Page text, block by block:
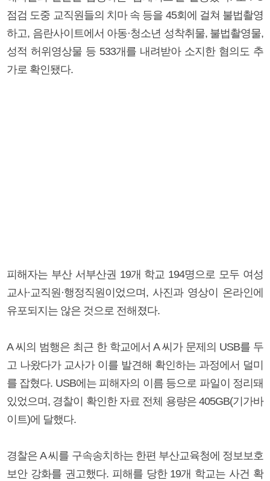
점검 도중 교직원들의 치마 속 등을 45회에 걸쳐 불법촬영
하고, 음란사이트에서 아동·청소년 성착취물, 불법촬영물,
성적 허위영상물 등 533개를 내려받아 소지한 혐의도 추
가로 확인됐다.
피해자는 부산 서부산권 19개 학교 194명으로 모두 여성
교사·교직원·행정직원이었으며, 사진과 영상이 온라인에
유포되지는 않은 것으로 전해졌다.
A 씨의 범행은 최근 한 학교에서 A 씨가 문제의 USB를 두
고 나왔다가 교사가 이를 발견해 확인하는 과정에서 덜미
를 잡혔다. USB에는 피해자의 이름 등으로 파일이 정리돼
있었으며, 경찰이 확인한 자료 전체 용량은 405GB(기가바
이트)에 달했다.
경찰은 A 씨를 구속송치하는 한편 부산교육청에 정보보호
보안 강화를 권고했다. 피해를 당한 19개 학교는 사건 확